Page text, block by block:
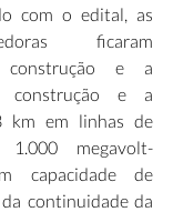
com o edital, as
ficaram
construção e a
construção e a
km em linhas de
megavolt-
capacidade de
continuidade da